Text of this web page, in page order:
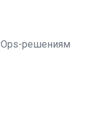
решениям